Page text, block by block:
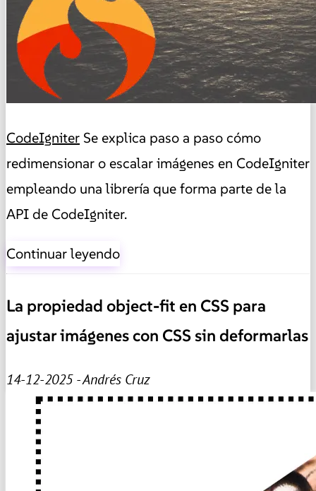
CodeIgniter Se explica paso a paso cómo
redimensionar o escalar imágenes en CodeIgniter
empleando una librería que forma parte de la
API de CodeIgniter.
Continuar leyendo
La propiedad object-fit en CSS para
ajustar imágenes con CSS sin deformarlas
14-12-2025 - Andrés Cruz